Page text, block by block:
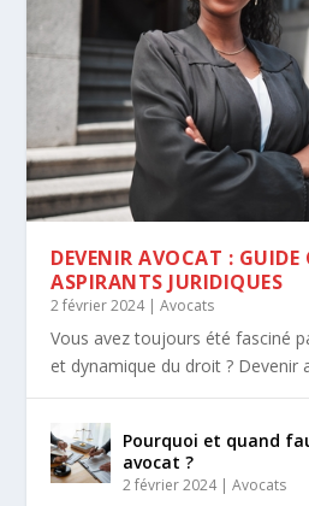
DEVENIR AVOCAT :
ASPIRANTS JURIDIQUES
2 février 2024|Avocats
Vous avez toujours été fasciné
et dynamique du droit ? Devenir
Pourquoi et quand
avocat ?
2 février 2024|Avocats